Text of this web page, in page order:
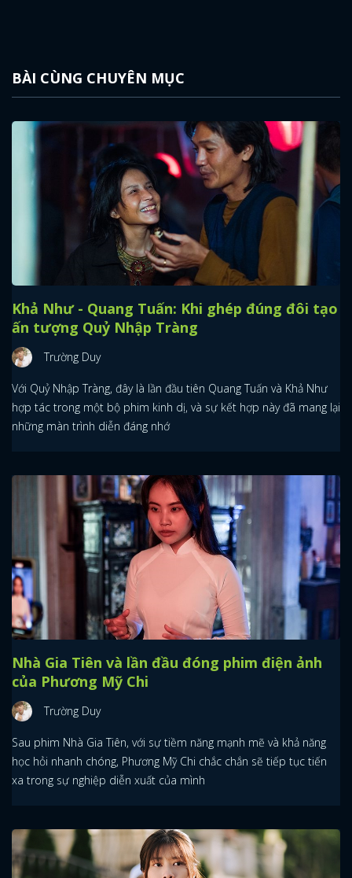
BÀI CÙNG CHUYÊN MỤC
Khả Như - Quang Tuấn: Khi ghép đúng đôi tạo
ấn tượng Quỷ Nhập Tràng
Trường Duy
Với Quỷ Nhập Tràng, đây là lần đầu tiên Quang Tuấn và Khả Như
hợp tác trong một bộ phim kinh dị, và sự kết hợp này đã mang lại
những màn trình diễn đáng nhớ
Nhà Gia Tiên và lần đầu đóng phim điện ảnh
của Phương Mỹ Chi
Trường Duy
Sau phim Nhà Gia Tiên, với sự tiềm năng mạnh mẽ và khả năng
học hỏi nhanh chóng, Phương Mỹ Chi chắc chắn sẽ tiếp tục tiến
xa trong sự nghiệp diễn xuất của mình